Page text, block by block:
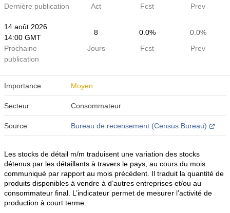
Dernière publication
Act Fcst Prev
14 août 2026
14:00 GMT
8 0.0%
0.0%
Prochaine
publication
Jours Fcst Prev
Importance Moyen
Secteur Consommateur
Source Bureau de recensement (Census Bureau)
Les stocks de détail m/m traduisent une variation des stocks
détenus par les détaillants à travers le pays, au cours du mois
communiqué par rapport au mois précédent. Il traduit la quantité de
produits disponibles à vendre à d’autres entreprises et/ou au
consommateur final. L’indicateur permet de mesurer l’activité de
production à court terme.